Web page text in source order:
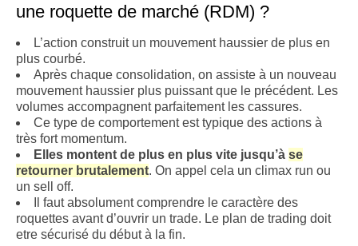
une roquette de marché (RDM) ?
L’action construit un mouvement haussier de plus en
plus courbé.
Après chaque consolidation, on assiste à un nouveau
mouvement haussier plus puissant que le précédent. Les
volumes accompagnent parfaitement les cassures.
Ce type de comportement est typique des actions à
très fort momentum.
Elles montent de plus en plus vite jusqu’à se
retourner brutalement. On appel cela un climax run ou
un sell off.
Il faut absolument comprendre le caractère des
roquettes avant d’ouvrir un trade. Le plan de trading doit
etre sécurisé du début à la fin.